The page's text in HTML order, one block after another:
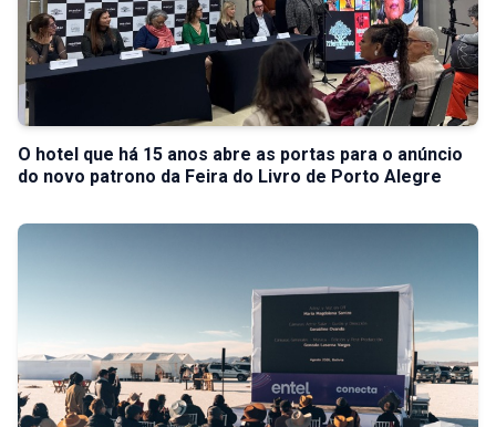
O hotel que há 15 anos abre as portas para o anúncio
do novo patrono da Feira do Livro de Porto Alegre